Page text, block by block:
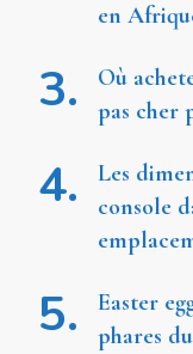
en
Où
pas cher
Les
console
Easter
phares